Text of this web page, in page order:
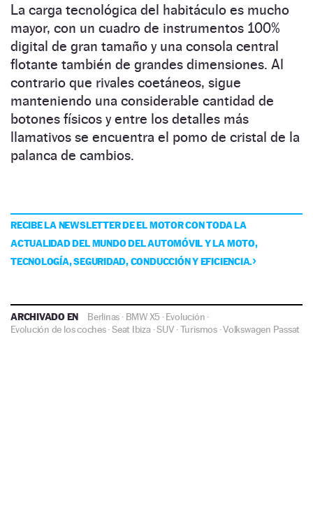
La carga tecnológica del habitáculo es mucho
mayor, con un cuadro de instrumentos 100%
digital de gran tamaño y una consola central
flotante también de grandes dimensiones. Al
contrario que rivales coetáneos, sigue
manteniendo una considerable cantidad de
botones físicos y entre los detalles más
llamativos se encuentra el pomo de cristal de la
palanca de cambios.
RECIBE LA NEWSLETTER DE EL MOTOR CON TODA LA
ACTUALIDAD DEL MUNDO DEL AUTOMÓVIL Y LA MOTO,
TECNOLOGÍA, SEGURIDAD, CONDUCCIÓN Y EFICIENCIA.
ARCHIVADO EN Berlinas · BMW X5 ·Evolución ·
Evolución de los coches·Seat Ibiza·SUV ·Turismos·Volkswagen Passat